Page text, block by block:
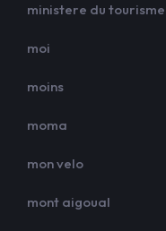
ministere du tourisme
moi
moins
moma
mon velo
mont aigoual